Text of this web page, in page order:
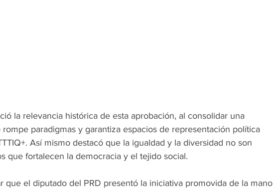
la relevancia histórica de esta aprobación, al consolidar una
paradigmas y garantiza espacios de representación política
Así mismo destacó que la igualdad y la diversidad no son
que fortalecen la democracia y el tejido social.
que el diputado del PRD presentó la iniciativa promovida de la mano